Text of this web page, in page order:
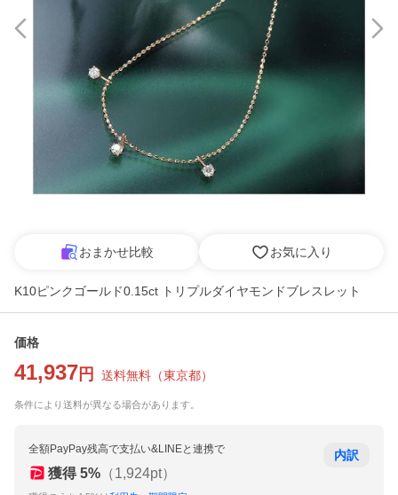
おまかせ比較 お気に入り
K10ピンクゴールド0.15ct トリプルダイヤモンドブレスレット
価格
41,937 円 送料無料 （東京都）
条件により送料が異なる場合があります。
全額PayPay残高で支払い&LINEと連携で
獲得 5% （1,924pt）
内訳